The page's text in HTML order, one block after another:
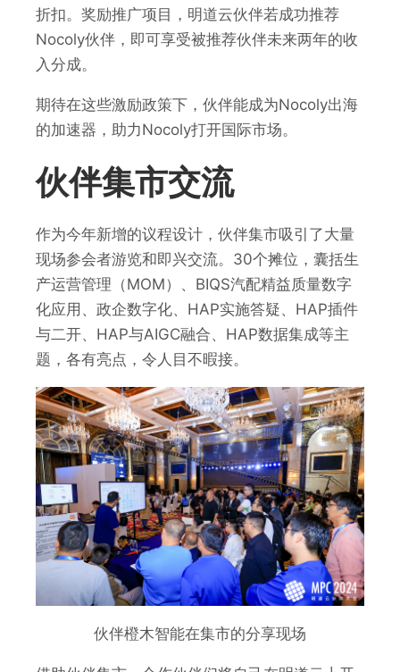
折扣。奖励推广项目，明道云伙伴若成功推荐
Nocoly伙伴，即可享受被推荐伙伴未来两年的收
入分成。
期待在这些激励政策下，伙伴能成为Nocoly出海
的加速器，助力Nocoly打开国际市场。
伙伴集市交流
作为今年新增的议程设计，伙伴集市吸引了大量
现场参会者游览和即兴交流。30个摊位，囊括生
产运营管理（MOM）、BIQS汽配精益质量数字
化应用、政企数字化、HAP实施答疑、HAP插件
与二开、HAP与AIGC融合、HAP数据集成等主
题，各有亮点，令人目不暇接。
伙伴橙木智能在集市的分享现场